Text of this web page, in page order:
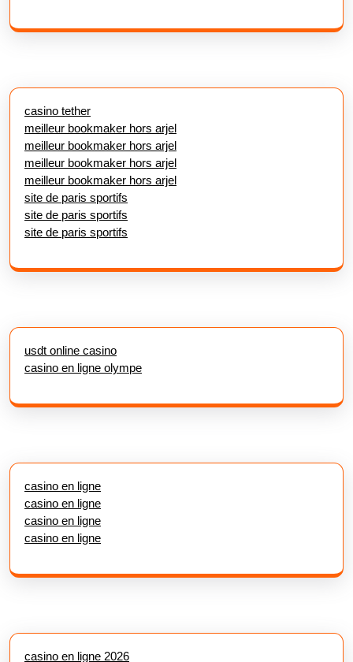
casino tether
meilleur bookmaker hors arjel
meilleur bookmaker hors arjel
meilleur bookmaker hors arjel
meilleur bookmaker hors arjel
site de paris sportifs
site de paris sportifs
site de paris sportifs
usdt online casino
casino en ligne olympe
casino en ligne
casino en ligne
casino en ligne
casino en ligne
casino en ligne 2026